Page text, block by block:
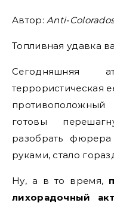
Автор:Anti-
Топливная удавка
террористическая
готовы
разобрать
руками, стало
Ну, а в то время,
лихорадочный